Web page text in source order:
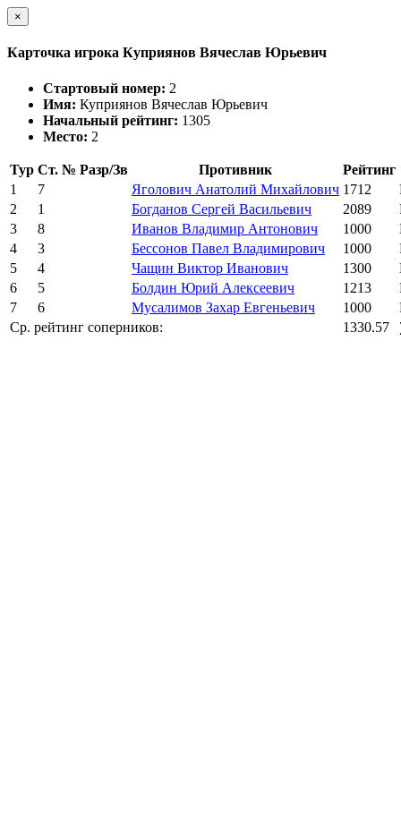
×
Карточка игрока Куприянов Вячеслав Юрьевич
Стартовый номер: 2
Имя: Куприянов Вячеслав Юрьевич
Начальный рейтинг: 1305
Место: 2
Тур Ст. № Разр/Зв Противник
Рейтинг
1
7 Яголович Анатолий Михайлович 1712
2
1 Богданов Сергей Васильевич 2089
3
8 Иванов Владимир Антонович 1000
4
3 Бессонов Павел Владимирович 1000
5
4 Чащин Виктор Иванович 1300
6
5 Болдин Юрий Алексеевич 1213
7
6 Мусалимов Захар Евгеньевич 1000
Ср. рейтинг соперников:
1330.57